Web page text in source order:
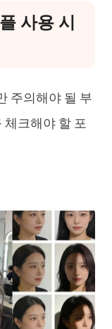
사용 시
주의해야 될 부
크해야 할 포